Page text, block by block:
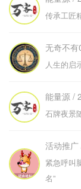
传承工匠
无奇不
人生的启
能量源 /
石牌夜景
活动推
紧急呼叫
名”